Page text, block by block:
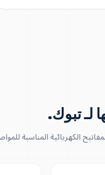
لـ تبوك.
الكهربائية المناسبة